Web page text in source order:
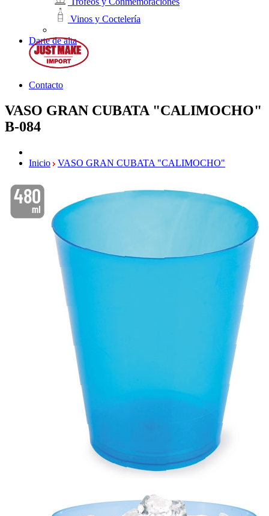
Vinos y Coctelería
Darte de alta
Contacto
VASO GRAN CUBATA "CALIMOCHO"
B-084
Inicio VASO GRAN CUBATA "CALIMOCHO"